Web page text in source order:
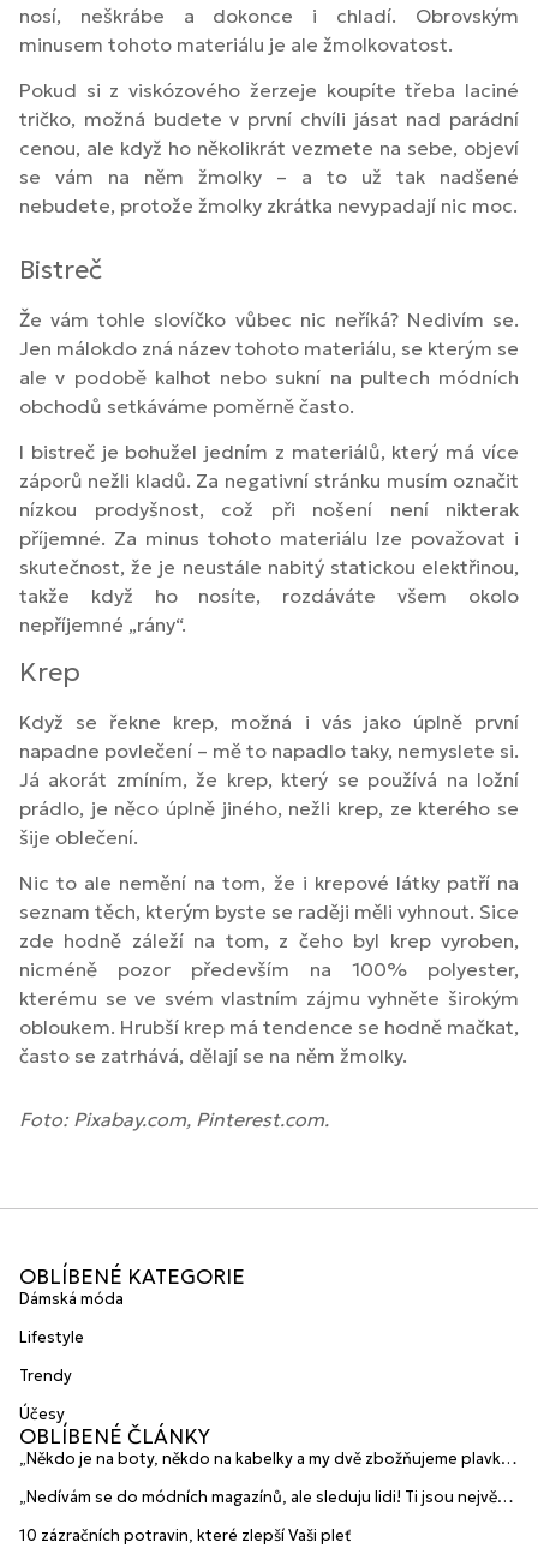
nosí, neškrábe a dokonce i chladí. Obrovským
minusem tohoto materiálu je ale žmolkovatost.
Pokud si z viskózového žerzeje koupíte třeba laciné
tričko, možná budete v první chvíli jásat nad parádní
cenou, ale když ho několikrát vezmete na sebe, objeví
se vám na něm žmolky – a to už tak nadšené
nebudete, protože žmolky zkrátka nevypadají nic moc.
Bistreč
Že vám tohle slovíčko vůbec nic neříká? Nedivím se.
Jen málokdo zná název tohoto materiálu, se kterým se
ale v podobě kalhot nebo sukní na pultech módních
obchodů setkáváme poměrně často.
I bistreč je bohužel jedním z materiálů, který má více
záporů nežli kladů. Za negativní stránku musím označit
nízkou prodyšnost, což při nošení není nikterak
příjemné. Za minus tohoto materiálu lze považovat i
skutečnost, že je neustále nabitý statickou elektřinou,
takže když ho nosíte, rozdáváte všem okolo
nepříjemné „rány“.
Krep
Když se řekne krep, možná i vás jako úplně první
napadne povlečení – mě to napadlo taky, nemyslete si.
Já akorát zmíním, že krep, který se používá na ložní
prádlo, je něco úplně jiného, nežli krep, ze kterého se
šije oblečení.
Nic to ale nemění na tom, že i krepové látky patří na
seznam těch, kterým byste se raději měli vyhnout. Sice
zde hodně záleží na tom, z čeho byl krep vyroben,
nicméně pozor především na 100% polyester,
kterému se ve svém vlastním zájmu vyhněte širokým
obloukem. Hrubší krep má tendence se hodně mačkat,
často se zatrhává, dělají se na něm žmolky.
Foto: Pixabay.com, Pinterest.com.
OBLÍBENÉ KATEGORIE
Dámská móda
Lifestyle
Trendy
Účesy
OBLÍBENÉ ČLÁNKY
„Někdo je na boty, někdo na kabelky a my dvě zbožňujeme plavky“
HANAJANA Swimwear
„Nedívám se do módních magazínů, ale sleduju lidi! Ti jsou největší
10 zázračních potravin, které zlepší Vaši pleť